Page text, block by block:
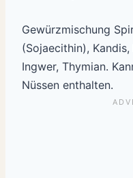
Gewürzmischung
(Sojaecithin),
Ingwer, Thymian.
Nüssen enthalten.